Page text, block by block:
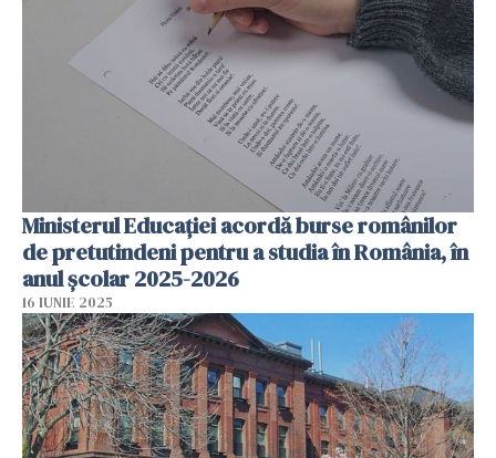
Ministerul Educației acordă burse românilor
de pretutindeni pentru a studia în România, în
anul școlar 2025-2026
16 IUNIE 2025